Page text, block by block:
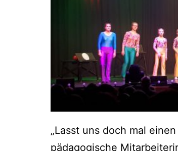
„Lasst uns doch mal
päd­ago­gi­sche